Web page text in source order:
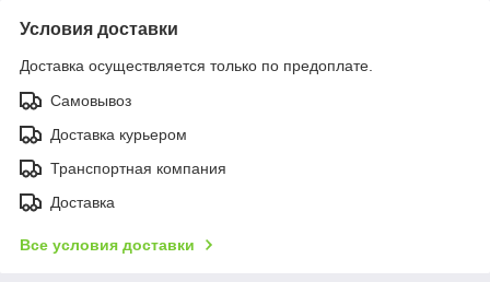
Условия доставки
Доставка осуществляется только по предоплате.
Самовывоз
Доставка курьером
Транспортная компания
Доставка
Все условия доставки